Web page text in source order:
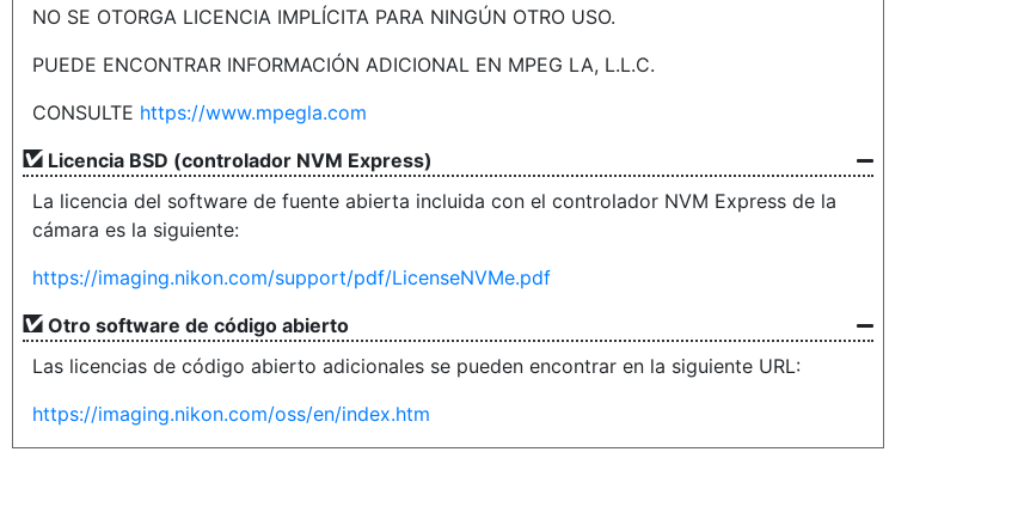
NO SE OTORGA LICENCIA IMPLÍCITA PARA NINGÚN OTRO USO.
PUEDE ENCONTRAR INFORMACIÓN ADICIONAL EN MPEG LA, L.L.C.
CONSULTE https://www.mpegla.com
Licencia BSD (controlador NVM Express)
La licencia del software de fuente abierta incluida con el controlador NVM Express de la
cámara es la siguiente:
https://imaging.nikon.com/support/pdf/LicenseNVMe.pdf
Otro software de código abierto
Las licencias de código abierto adicionales se pueden encontrar en la siguiente URL:
https://imaging.nikon.com/oss/en/index.htm